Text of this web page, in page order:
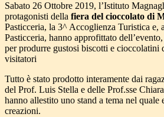
Sabato 26 Ottobre 2019, l’Istituto
protagonisti della fiera del cioccolato di
Pasticceria, la 3^ Accoglienza Turistica
Pasticceria, hanno approfittato
per produrre gustosi biscotti e cioccolatini
visitatori
Tutto è stato prodotto interamente dai
del Prof. Luis Stella e delle Prof.sse
hanno allestito uno stand a tema nel quale
creazioni.